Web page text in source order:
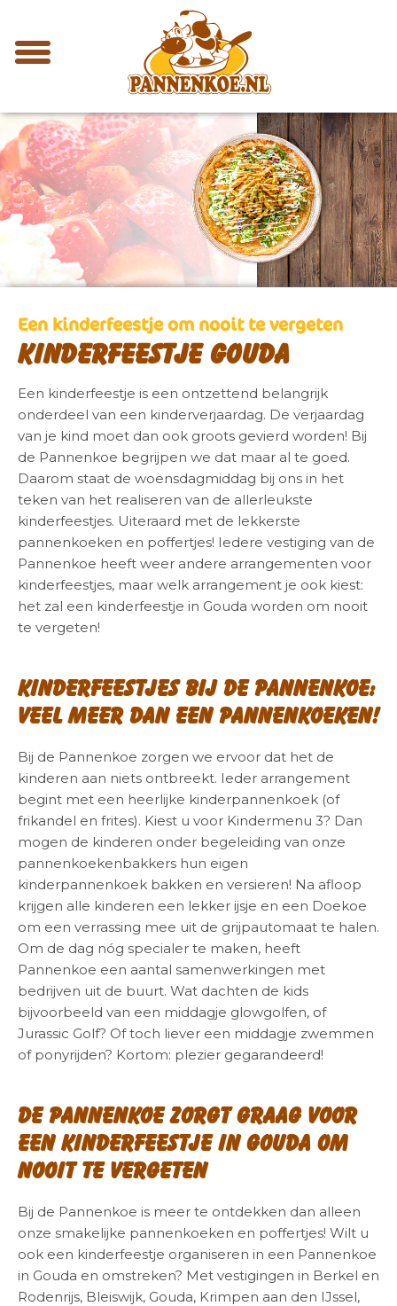
Een kinderfeestje om nooit te vergeten
Kinderfeestje Gouda
Een kinderfeestje is een ontzettend belangrijk
onderdeel van een kinderverjaardag. De verjaardag
van je kind moet dan ook groots gevierd worden! Bij
de Pannenkoe begrijpen we dat maar al te goed.
Daarom staat de woensdagmiddag bij ons in het
teken van het realiseren van de allerleukste
kinderfeestjes. Uiteraard met de lekkerste
pannenkoeken en poffertjes! Iedere vestiging van de
Pannenkoe heeft weer andere arrangementen voor
kinderfeestjes, maar welk arrangement je ook kiest:
het zal een kinderfeestje in Gouda worden om nooit
te vergeten!
Kinderfeestjes bij de Pannenkoe:
veel meer dan een pannenkoeken!
Bij de Pannenkoe zorgen we ervoor dat het de
kinderen aan niets ontbreekt. Ieder arrangement
begint met een heerlijke kinderpannenkoek (of
frikandel en frites). Kiest u voor Kindermenu 3? Dan
mogen de kinderen onder begeleiding van onze
pannenkoekenbakkers hun eigen
kinderpannenkoek bakken en versieren! Na afloop
krijgen alle kinderen een lekker ijsje en een Doekoe
om een verrassing mee uit de grijpautomaat te halen.
Om de dag nóg specialer te maken, heeft
Pannenkoe een aantal samenwerkingen met
bedrijven uit de buurt. Wat dachten de kids
bijvoorbeeld van een middagje glowgolfen, of
Jurassic Golf? Of toch liever een middagje zwemmen
of ponyrijden? Kortom: plezier gegarandeerd!
De Pannenkoe zorgt graag voor
een kinderfeestje in Gouda om
nooit te vergeten
Bij de Pannenkoe is meer te ontdekken dan alleen
onze smakelijke pannenkoeken en poffertjes! Wilt u
ook een kinderfeestje organiseren in een Pannenkoe
in Gouda en omstreken? Met vestigingen in Berkel en
Rodenrijs, Bleiswijk, Gouda, Krimpen aan den IJssel,